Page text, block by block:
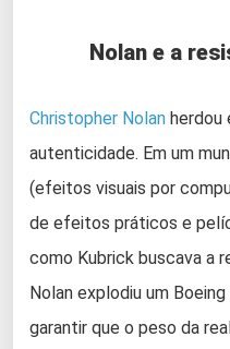
Nolan e a
Christopher Nolan herdou
autenticidade. Em um
(efeitos visuais por
de efeitos práticos e
como Kubrick buscava a
Nolan explodiu um
garantir que o peso da